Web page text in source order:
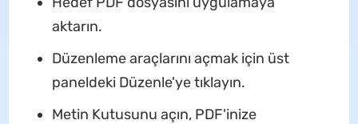
aktarın.
Düzenleme araçlarını açmak için üst
paneldeki Düzenle'ye tıklayın.
Metin Kutusunu açın, PDF'inize